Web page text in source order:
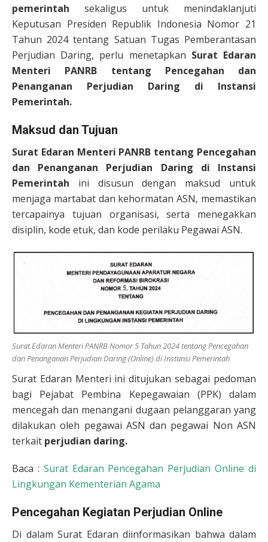
pemerintah sekaligus untuk menindaklanjuti
Keputusan Presiden Republik Indonesia Nomor 21
Tahun 2024 tentang Satuan Tugas Pemberantasan
Perjudian Daring, perlu menetapkan Surat Edaran
Menteri PANRB tentang Pencegahan dan
Penanganan Perjudian Daring di Instansi
Pemerintah.
Maksud dan Tujuan
Surat Edaran Menteri PANRB tentang Pencegahan
dan Penanganan Perjudian Daring di Instansi
Pemerintah ini disusun dengan maksud untuk
menjaga martabat dan kehormatan ASN, memastikan
tercapainya tujuan organisasi, serta menegakkan
disiplin, kode etuk, dan kode perilaku Pegawai ASN.
Surat Edaran Menteri PANRB Nomor 5 Tahun 2024 tentang Pencegahan
dan Penanganan Perjudian Daring (Online) di Instansi Pemerintah
Surat Edaran Menteri ini ditujukan sebagai pedoman
bagi Pejabat Pembina Kepegawaian (PPK) dalam
mencegah dan menangani dugaan pelanggaran yang
dilakukan oleh pegawai ASN dan pegawai Non ASN
terkait perjudian daring.
Baca : Surat Edaran Pencegahan Perjudian Online di
Lingkungan Kementerian Agama
Pencegahan Kegiatan Perjudian Online
Di dalam Surat Edaran diinformasikan bahwa dalam